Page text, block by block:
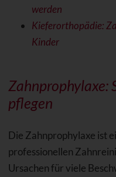
werden
Kieferorthopädie:
Kinder
Zahnprophylaxe:
pflegen
Die Zahnprophylaxe ist
professionellen
Ursachen für viele